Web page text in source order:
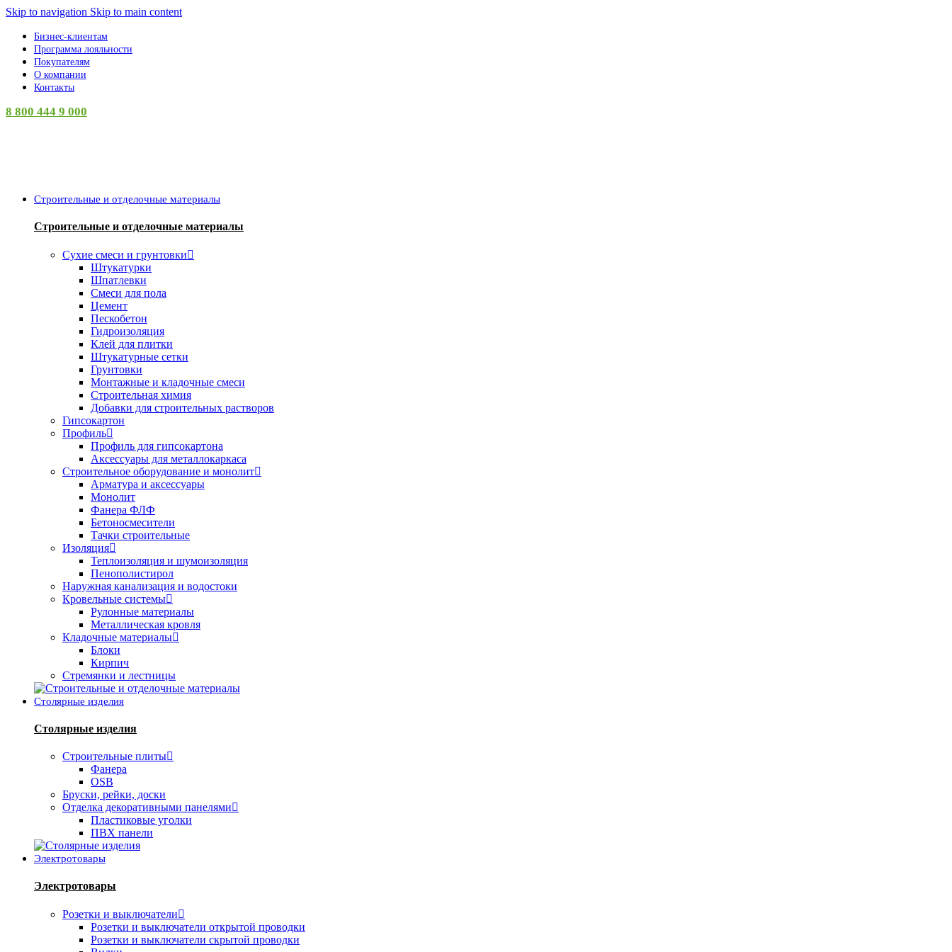
Skip to navigation Skip to main content
Бизнес-клиентам
Программа лояльности
Покупателям
О компании
Контакты
8 800 444 9 000
Строительные и отделочные материалы
Строительные и отделочные материалы
Сухие смеси и грунтовки
Штукатурки
Шпатлевки
Смеси для пола
Цемент
Пескобетон
Гидроизоляция
Клей для плитки
Штукатурные сетки
Грунтовки
Монтажные и кладочные смеси
Строительная химия
Добавки для строительных растворов
Гипсокартон
Профиль
Профиль для гипсокартона
Аксессуары для металлокаркаса
Строительное оборудование и монолит
Арматура и аксессуары
Монолит
Фанера ФЛФ
Бетоносмесители
Тачки строительные
Изоляция
Теплоизоляция и шумоизоляция
Пенополистирол
Наружная канализация и водостоки
Кровельные системы
Рулонные материалы
Металлическая кровля
Кладочные материалы
Блоки
Кирпич
Стремянки и лестницы
Столярные изделия
Столярные изделия
Строительные плиты
Фанера
OSB
Бруски, рейки, доски
Отделка декоративными панелями
Пластиковые уголки
ПВХ панели
Электротовары
Электротовары
Розетки и выключатели
Розетки и выключатели открытой проводки
Розетки и выключатели скрытой проводки